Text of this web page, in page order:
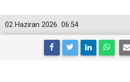
06:54
02 Haziran 2026